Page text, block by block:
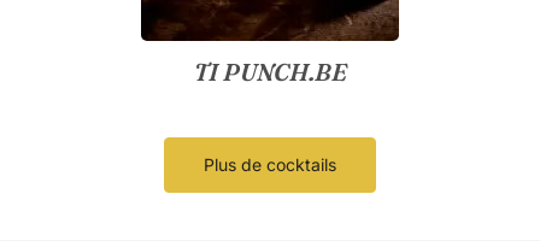
TI PUNCH.BE
Plus de cocktails